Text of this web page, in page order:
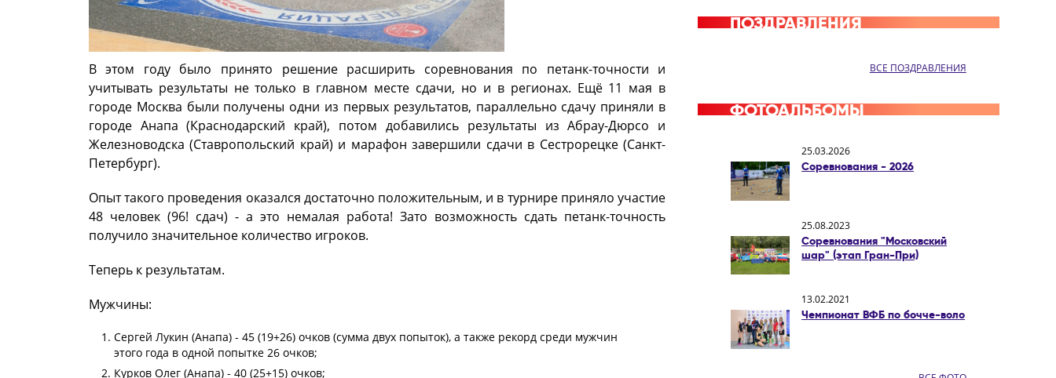
В этом году было принято решение расширить соревнования по петанк-точности и
учитывать результаты не только в главном месте сдачи, но и в регионах. Ещё 11 мая в
городе Москва были получены одни из первых результатов, параллельно сдачу приняли в
городе Анапа (Краснодарский край), потом добавились результаты из Абрау-Дюрсо и
Железноводска (Ставропольский край) и марафон завершили сдачи в Сестрорецке (Санкт-
Петербург).
Опыт такого проведения оказался достаточно положительным, и в турнире приняло участие
48 человек (96! сдач) - а это немалая работа! Зато возможность сдать петанк-точность
получило значительное количество игроков.
Теперь к результатам.
Мужчины:
Сергей Лукин (Анапа) - 45 (19+26) очков (сумма двух попыток), а также рекорд среди мужчин
этого года в одной попытке 26 очков;
Курков Олег (Анапа) - 40 (25+15) очков;
ПОЗДРАВЛЕНИЯ
ВСЕ ПОЗДРАВЛЕНИЯ
ФОТОАЛЬБОМЫ
25.03.2026
Соревнования - 2026
25.08.2023
Соревнования "Московский
шар" (этап Гран-При)
13.02.2021
Чемпионат ВФБ по бочче-воло